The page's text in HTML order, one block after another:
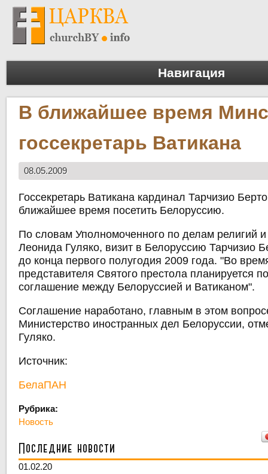
Навигация
В ближайшее время
госсекретарь Ватикана
08.05.2009
Госсекретарь Ватикана кардинал Тарчизио
ближайшее время посетить Белоруссию.
По словам Уполномоченного по делам религий
Леонида Гуляко, визит в Белоруссию Тарчизио
до конца первого полугодия 2009 года. "Во
представителя Святого престола планируется
соглашение между Белоруссией и Ватиканом".
Соглашение наработано, главным в этом
Министерство иностранных дел Белоруссии,
Гуляко.
Источник:
БелаПАН
Рубрика:
Новость
Последние новости
01.02.20